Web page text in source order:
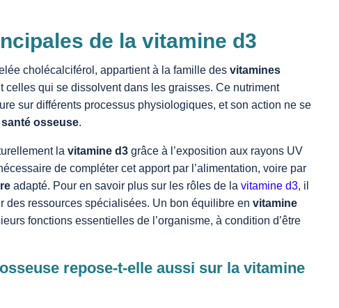
de la vitamine d3
cholécalciférol, appartient à la famille desvitamines
celles qui se dissolvent dans les graisses. Ce nutriment
sur différents processus physiologiques, et son action ne se
santé osseuse.
lavitamine d3 grâce à l’exposition aux rayons UV
de compléter cet apport par l’alimentation, voire par
adapté. Pour en savoir plus sur les rôles de lavitamine d3, il
des ressources spécialisées. Un bon équilibre envitamine
fonctions essentielles de l’organisme, à condition d’être
repose-t-elle aussi sur la vitamine